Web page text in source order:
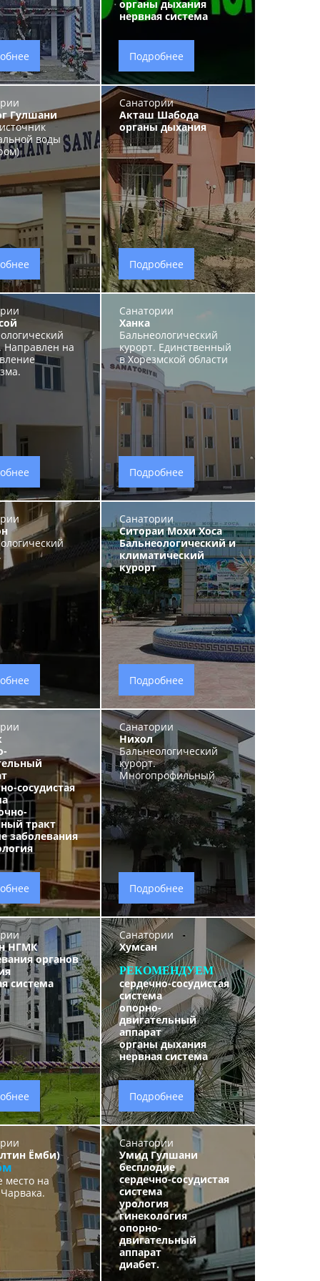
органы дыхания
нервная система
Подробнее
Гулшани
воды
Санатории
Акташ Шабода
органы дыхания
Подробнее
Направлен на
Санатории
Ханка
Бальнеологический
курорт. Единственный
в Хорезмской области
Подробнее
Санатории
Ситораи Мохи Хоса
Бальнеологический и
климатический
курорт
Подробнее
сосудистая
тракт
заболевания
Санатории
Нихол
Бальнеологический
курорт.
Многопрофильный
Подробнее
НГМК
органов
система
Санатории
Хумсан
РЕКОМЕНДУЕМ
сердечно-сосудистая
система
опорно-
двигательный
аппарат
органы дыхания
нервная система
Подробнее
Ёмби)
место на
Санатории
Умид Гулшани
бесплодие
сердечно-сосудистая
система
урология
гинекология
опорно-
двигательный
аппарат
диабет.